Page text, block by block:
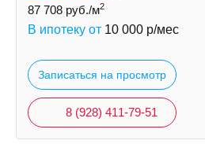
87 708 руб./м2
В ипотеку от 10 000 р/мес
Записаться на просмотр
8 (928) 411-79-51